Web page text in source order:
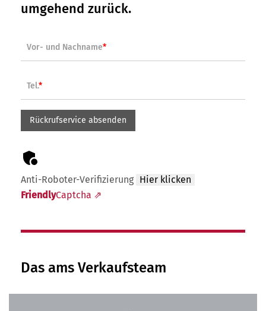
umgehend zurück.
Vor- und Nachname*
Tel.*
Anti-Roboter-Verifizierung Hier klicken
FriendlyCaptcha ⇗
Das ams Verkaufsteam